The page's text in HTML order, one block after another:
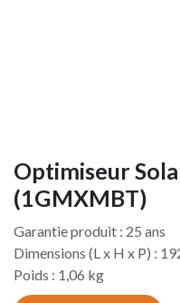
Optimiseur
(1GMXMBT)
Garantie produit : 25 ans
Dimensions (L x H x P) :
Poids : 1,06 kg